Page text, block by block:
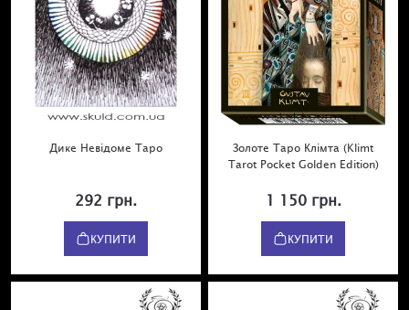
Дике Невідоме Таро
292 грн.
КУПИТИ
Золоте Таро Клімта (Klimt
Tarot Pocket Golden Edition)
1 150 грн.
КУПИТИ